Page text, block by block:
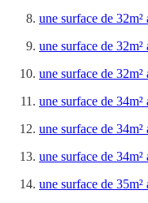
une surface de
une surface de
une surface de
une surface de
une surface de
une surface de
une surface de